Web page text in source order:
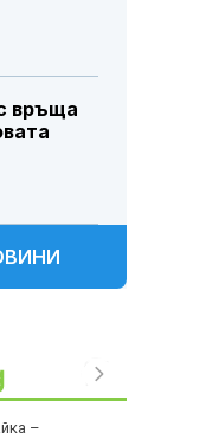
връща
–